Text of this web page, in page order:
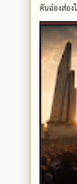
คันฉ่องส่อง